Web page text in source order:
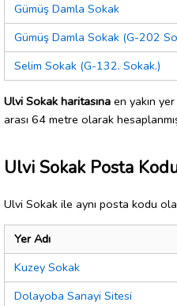
Gümüş Damla Sokak
Gümüş Damla Sokak (G-202
Selim Sokak (G-132. Sokak.)
Ulvi Sokak haritasına en yakın
arası 64 metre olarak
Ulvi Sokak Posta
Ulvi Sokak ile aynı posta kodu
Yer Adı
Kuzey Sokak
Dolayoba Sanayi Sitesi